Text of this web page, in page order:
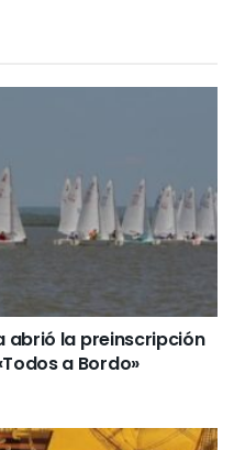
abrió la preinscripción
a Bordo»